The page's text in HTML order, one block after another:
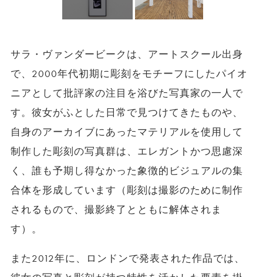
サラ・ヴァンダービークは、アートスクール出身
で、2000年代初期に彫刻をモチーフにしたパイオ
ニアとして批評家の注目を浴びた写真家の一人で
す。彼女がふとした日常で見つけてきたものや、
自身のアーカイブにあったマテリアルを使用して
制作した彫刻の写真群は、エレガントかつ思慮深
く、誰も予期し得なかった象徴的ビジュアルの集
合体を形成しています（彫刻は撮影のために制作
されるもので、撮影終了とともに解体されま
す）。
また2012年に、ロンドンで発表された作品では、